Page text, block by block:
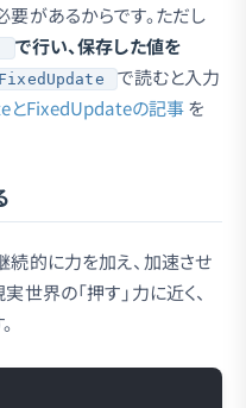
があるからです。ただし
で行い、保存した値を
FixedUpdate
で読むと入力
とFixedUpdateの記事を
続的に力を加え、加速させ
世界の「押す」力に近く、